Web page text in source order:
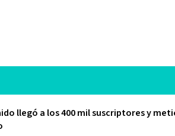
llegó a los 400 mil suscriptores y